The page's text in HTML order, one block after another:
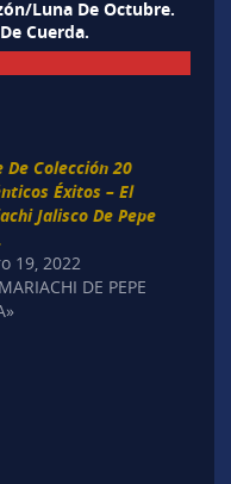
Luna De Octubre.
Cuerda.
De Colección 20
Éxitos – El
Jalisco De Pepe
19, 2022
DE PEPE